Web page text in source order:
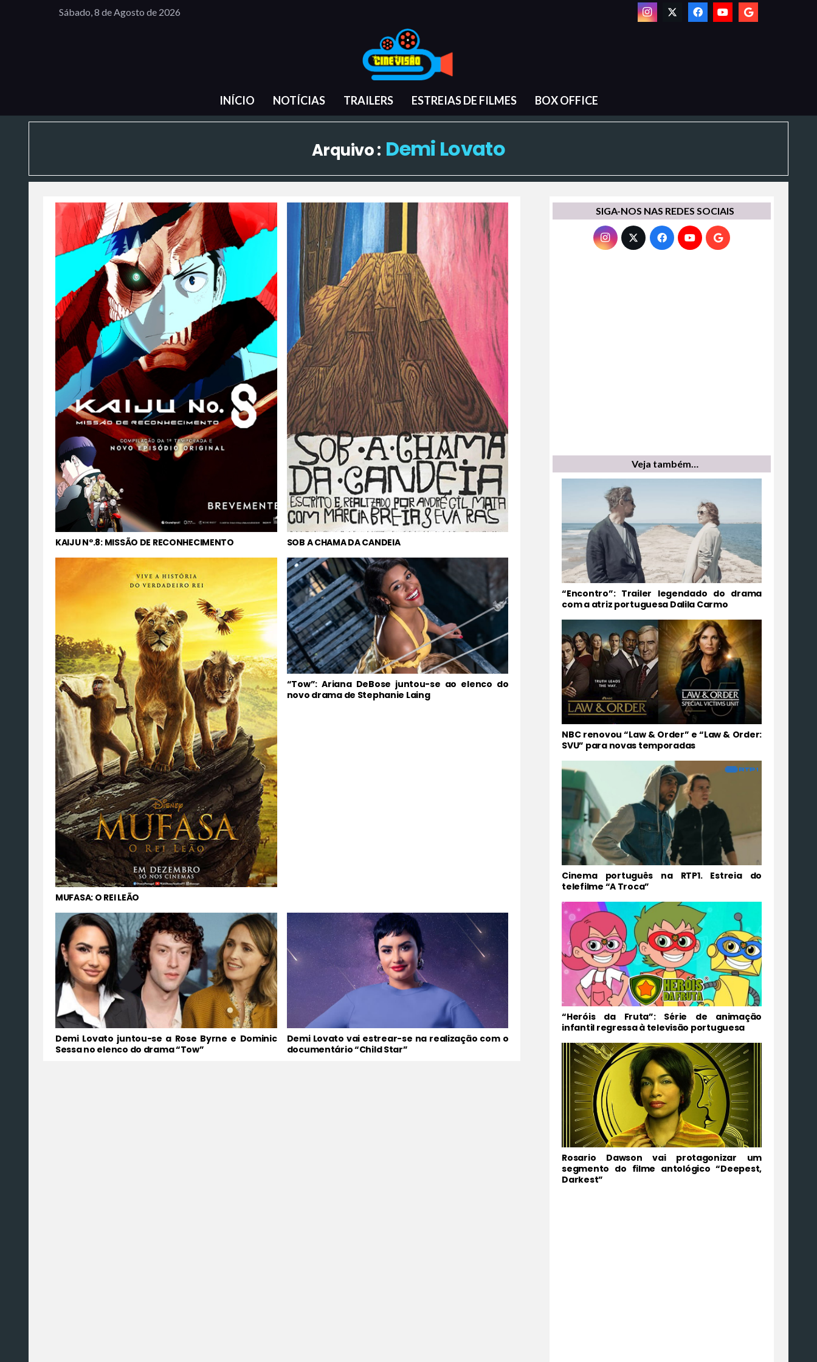
Sábado, 8 de Agosto de 2026
INÍCIO NOTÍCIAS TRAILERS ESTREIAS DE FILMES BOX OFFICE
Arquivo : Demi Lovato
KAIJU Nº.8: MISSÃO DE RECONHECIMENTO SOB A CHAMA DA CANDEIA
MUFASA: O REI LEÃO
“Tow”: Ariana DeBose juntou-se ao elenco do
novo drama de Stephanie Laing
Demi Lovato juntou-se a Rose Byrne e Dominic
Sessa no elenco do drama “Tow”
Demi Lovato vai estrear-se na realização com o
documentário “Child Star”
SIGA-NOS NAS REDES SOCIAIS
Veja também…
“Encontro”: Trailer legendado do drama
com a atriz portuguesa Dalila Carmo
NBC renovou “Law & Order” e “Law & Order:
SVU” para novas temporadas
Cinema português na RTP1. Estreia do
telefilme “A Troca”
“Heróis da Fruta”: Série de animação
infantil regressa à televisão portuguesa
Rosario Dawson vai protagonizar um
segmento do filme antológico “Deepest,
Darkest”